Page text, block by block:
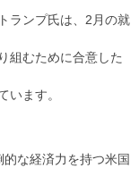
ランプ氏は、2月の就
組むために合意した
います。
な経済力を持つ米国